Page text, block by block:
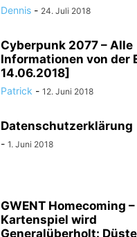
Dennis - 24. Juli 2018
Cyberpunk 2077 – Alle
Informationen von der
14.06.2018]
Patrick - 12. Juni 2018
Datenschutzerklärung
- 1. Juni 2018
GWENT Homecoming –
Kartenspiel wird
Generalüberholt: